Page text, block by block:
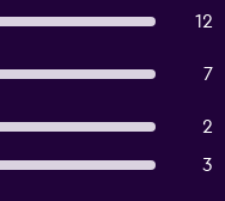
12
7
2
3